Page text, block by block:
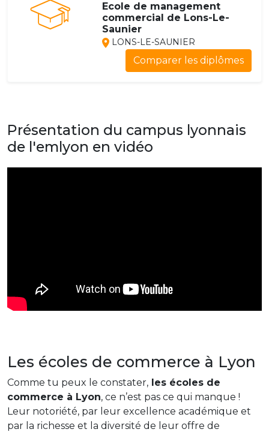
Ecole de management
commercial de Lons-Le-
Saunier
LONS-LE-SAUNIER
Comparer les diplômes
Présentation du campus lyonnais
de l'emlyon en vidéo
Les écoles de commerce à Lyon
Comme tu peux le constater, les écoles de
commerce à Lyon, ce n’est pas ce qui manque !
Leur notoriété, par leur excellence académique et
par la richesse et la diversité de leur offre de